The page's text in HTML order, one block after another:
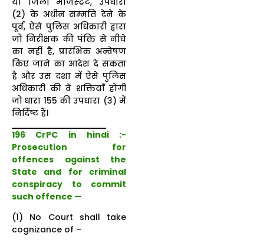
(2) के अधीन सम्मति देने के
पूर्व, ऐसे पुलिस अधिकारी द्वारा
जो निरीक्षक की पंक्ति से नीचे
का नहीं है, प्रारंभिक अन्वेषण
किए जाने का आदेश दे सकता
है और उस दशा में ऐसे पुलिस
अधिकारी की वे शक्तियाँ होंगी
जो धारा 155 की उपधारा (3) में
निर्दिष्ट हैं।
196 CrPC in hindi :-
Prosecution for
offences against the
State and for criminal
conspiracy to commit
such offence —
(1) No Court shall take
cognizance of –